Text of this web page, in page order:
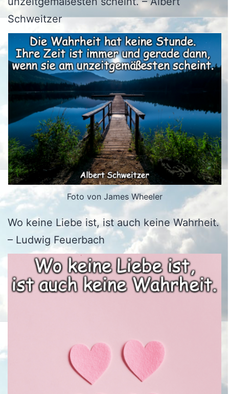
Schweitzer
Foto von James Wheeler
Wo keine Liebe ist, ist auch keine Wahrheit.
– Ludwig Feuerbach